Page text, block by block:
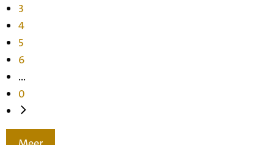
3
4
5
6
...
0